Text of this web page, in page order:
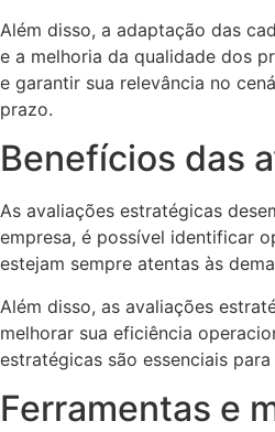
Além disso, a adaptação das
e a melhoria da qualidade dos
e garantir sua relevância no
prazo.
Benefícios das
As avaliações estratégicas
empresa, é possível identificar
estejam sempre atentas às
Além disso, as avaliações
melhorar sua eficiência
estratégicas são essenciais
Ferramentas e